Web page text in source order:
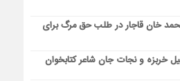
خان قاجار در طلب حق مرگ برای
خربزه و نجات جان شاعر کتابخوان